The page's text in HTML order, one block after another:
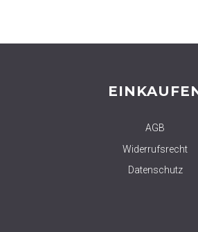
AGB
Widerrufsrecht
Datenschutz